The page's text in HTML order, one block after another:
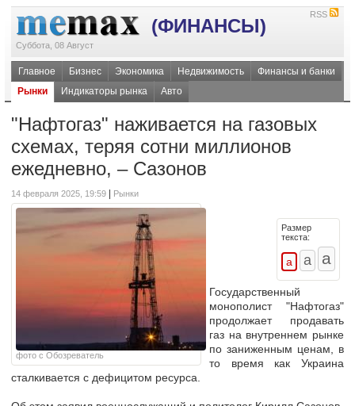
(ФИНАНСЫ)
Суббота, 08 Август
RSS
Главное Бизнес Экономика Недвижимость
Финансы и банки
Рынки
Индикаторы рынка Авто
"Нафтогаз" наживается на газовых
схемах, теряя сотни миллионов
ежедневно, – Сазонов
14 февраля 2025, 19:59 Рынки
фото с Обозреватель
Размер
текста:
Государственный
монополист "Нафтогаз"
продолжает продавать
газ на внутреннем рынке
по заниженным ценам, в
то время как Украина
сталкивается с дефицитом ресурса.